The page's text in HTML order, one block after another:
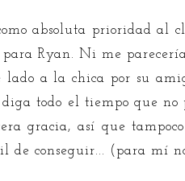
absoluta prioridad al
Ryan. Ni me
a la chica por su
todo el tiempo que
gracia, así que
de conseguir... (para mí